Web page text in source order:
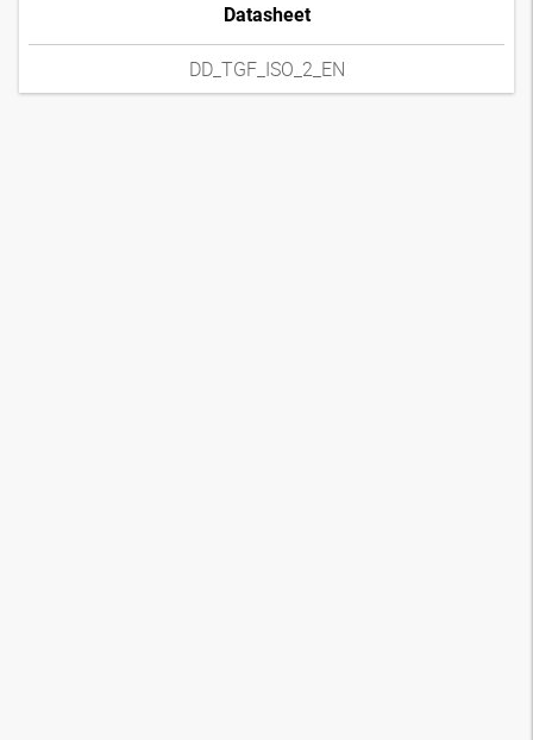
Datasheet
DD_TGF_ISO_2_EN